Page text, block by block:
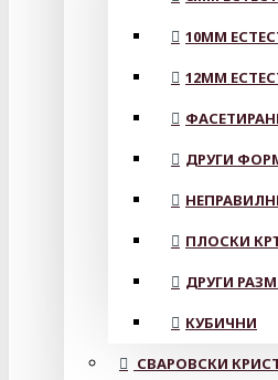
10MM
12MM
ДРУГИ
ПЛОСКИ
ДРУГИ
КУБИЧНИ
СВАРОВСКИ